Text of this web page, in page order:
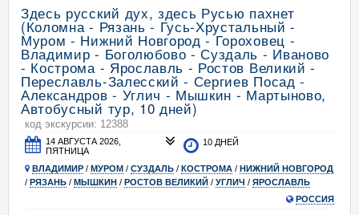
Здесь русский дух, здесь Русью пахнет
(Коломна - Рязань - Гусь-Хрустальный -
Муром - Нижний Новгород - Гороховец -
Владимир - Боголюбово - Суздаль - Иваново
- Кострома - Ярославль - Ростов Великий -
Переславль-Залесский - Сергиев Посад -
Александров - Углич - Мышкин - Мартыново,
Автобусный тур, 10 дней)
код экскурсии: 12388
14 АВГУСТА 2026,
ПЯТНИЦА
10 ДНЕЙ
ВЛАДИМИР / МУРОМ / СУЗДАЛЬ / КОСТРОМА / НИЖНИЙ НОВГОРОД
/ РЯЗАНЬ / МЫШКИН / РОСТОВ ВЕЛИКИЙ / УГЛИЧ / ЯРОСЛАВЛЬ
РОССИЯ